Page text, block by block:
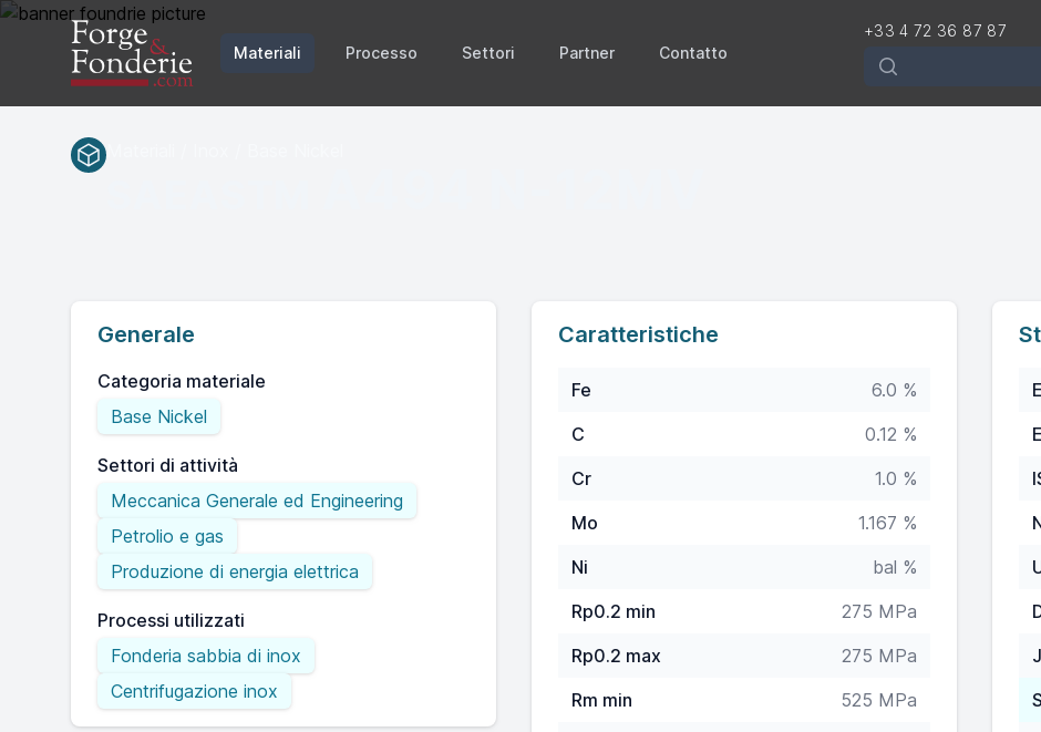
Materiali Processo Settori Partner Contatto
+33 4 72 36 87 87
Rechercher
Generale
Categoria materiale
Base Nickel
Settori di attività
Meccanica Generale ed Engineering
Petrolio e gas
Produzione di energia elettrica
Processi utilizzati
Fonderia sabbia di inox
Centrifugazione inox
Caratteristiche
Fe
6.0 %
C
0.12 %
Cr
1.0 %
Mo
1.167 %
Ni
bal %
Rp0.2 min
275 MPa
Rp0.2 max
275 MPa
Rm min
525 MPa